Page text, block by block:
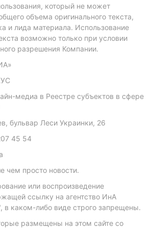
который не может
объема оригинального текста,
и лида материала. Использование
возможно только при условии
разрешения Компании.
медиа в Реестре субъектов в сфере
бульвар Леси Украинки, 26
45 54
чем просто новости.
или воспроизведение
ссылку на агентство ИнА
в каком-либо виде строго запрещены.
размещены на этом сайте со